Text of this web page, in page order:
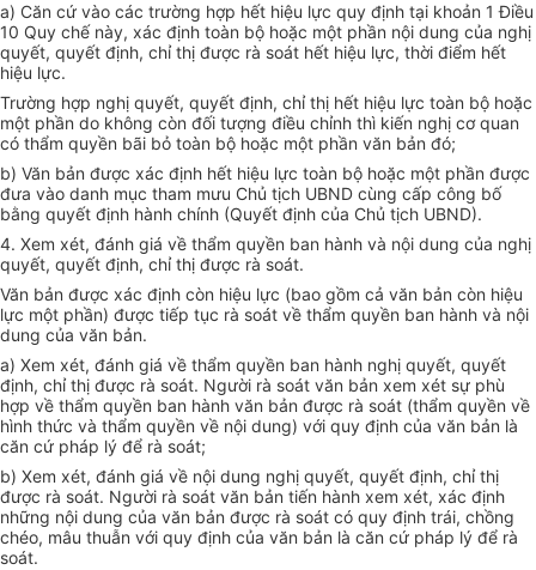
a) Căn cứ vào các trường hợp hết hiệu lực quy định tại khoản 1 Điều
10 Quy chế này, xác định toàn bộ hoặc một phần nội dung của nghị
quyết, quyết định, chỉ thị được rà soát hết hiệu lực, thời điểm hết
hiệu lực.
Trường hợp nghị quyết, quyết định, chỉ thị hết hiệu lực toàn bộ hoặc
một phần do không còn đối tượng điều chỉnh thì kiến nghị cơ quan
có thẩm quyền bãi bỏ toàn bộ hoặc một phần văn bản đó;
b) Văn bản được xác định hết hiệu lực toàn bộ hoặc một phần được
đưa vào danh mục tham mưu Chủ tịch UBND cùng cấp công bố
bằng quyết định hành chính (Quyết định của Chủ tịch UBND).
4. Xem xét, đánh giá về thẩm quyền ban hành và nội dung của nghị
quyết, quyết định, chỉ thị được rà soát.
Văn bản được xác định còn hiệu lực (bao gồm cả văn bản còn hiệu
lực một phần) được tiếp tục rà soát về thẩm quyền ban hành và nội
dung của văn bản.
a) Xem xét, đánh giá về thẩm quyền ban hành nghị quyết, quyết
định, chỉ thị được rà soát. Người rà soát văn bản xem xét sự phù
hợp về thẩm quyền ban hành văn bản được rà soát (thẩm quyền về
hình thức và thẩm quyền về nội dung) với quy định của văn bản là
căn cứ pháp lý để rà soát;
b) Xem xét, đánh giá về nội dung nghị quyết, quyết định, chỉ thị
được rà soát. Người rà soát văn bản tiến hành xem xét, xác định
những nội dung của văn bản được rà soát có quy định trái, chồng
chéo, mâu thuẫn với quy định của văn bản là căn cứ pháp lý để rà
soát.